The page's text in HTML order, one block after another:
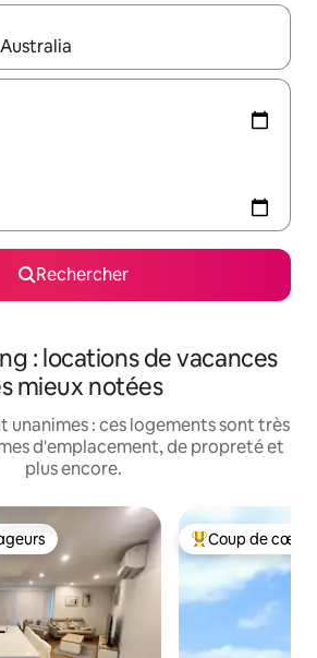
s'affichent, utilisez les flèches vers le
Rechercher
: locations de vacances
mieux notées
unanimes : ces logements sont très
d'emplacement, de propreté et
plus encore.
Coups de cœur
Coup de cœur